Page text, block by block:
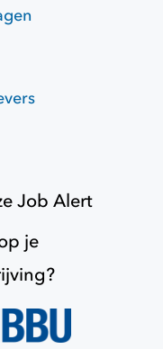
Job Alert
je